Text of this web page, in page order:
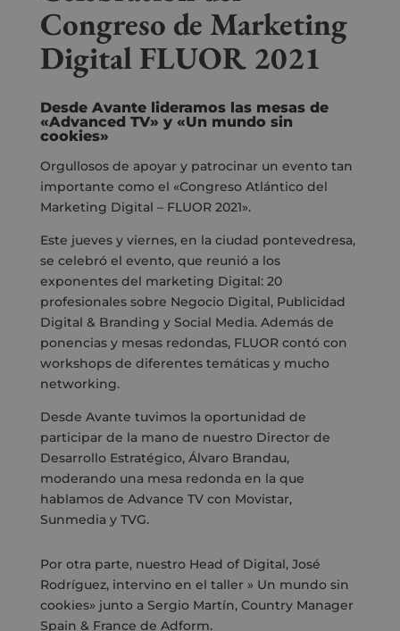
Congreso de Marketing
Digital FLUOR 2021
Desde Avante lideramos las mesas de
«Advanced TV» y «Un mundo sin
cookies»
Orgullosos de apoyar y patrocinar un evento tan
importante como el «Congreso Atlántico del
Marketing Digital – FLUOR 2021».
Este jueves y viernes, en la ciudad pontevedresa,
se celebró el evento, que reunió a los
exponentes del marketing Digital:20
profesionales sobre Negocio Digital, Publicidad
Digital & Branding y Social Media. Además de
ponencias y mesas redondas, FLUOR contó con
workshops de diferentes temáticas y mucho
networking.
Desde Avante tuvimos la oportunidad de
participar de la mano de nuestro Director de
Desarrollo Estratégico, Álvaro Brandau,
moderando una mesa redonda en la que
hablamos de Advance TV con Movistar,
Sunmedia y TVG.
Por otra parte, nuestro Head of Digital, José
Rodríguez, intervino en el taller » Un mundo sin
cookies» junto a Sergio Martín, Country Manager
Spain & France de Adform.